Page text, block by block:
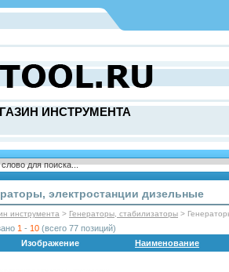
ИНСТРУМЕНТА
электростанции дизельные
инструмента > Генераторы, стабилизаторы >
1 - 10 (всего 77 позиций)
Изображение
Наименование